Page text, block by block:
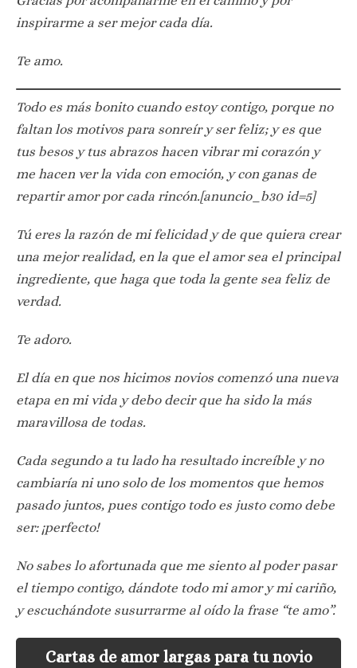
inspirarme a ser mejor cada día.
Te amo.
Todo es más bonito cuando estoy contigo, porque no
faltan los motivos para sonreír y ser feliz; y es que
tus besos y tus abrazos hacen vibrar mi corazón y
me hacen ver la vida con emoción, y con ganas de
repartir amor por cada rincón.[anuncio_b30 id=5]
Tú eres la razón de mi felicidad y de que quiera crear
una mejor realidad, en la que el amor sea el principal
ingrediente, que haga que toda la gente sea feliz de
verdad.
Te adoro.
El día en que nos hicimos novios comenzó una nueva
etapa en mi vida y debo decir que ha sido la más
maravillosa de todas.
Cada segundo a tu lado ha resultado increíble y no
cambiaría ni uno solo de los momentos que hemos
pasado juntos, pues contigo todo es justo como debe
ser: ¡perfecto!
No sabes lo afortunada que me siento al poder pasar
el tiempo contigo, dándote todo mi amor y mi cariño,
y escuchándote susurrarme al oído la frase “te amo”.
Cartas de amor largas para tu novio